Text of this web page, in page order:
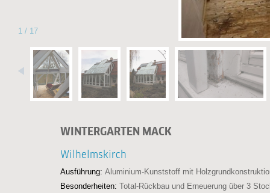
1 / 17
WINTERGARTEN MACK
Wilhelmskirch
Ausführung: Aluminium-Kunststoff mit
Besonderheiten: Total-Rückbau und Erneuerung über 3